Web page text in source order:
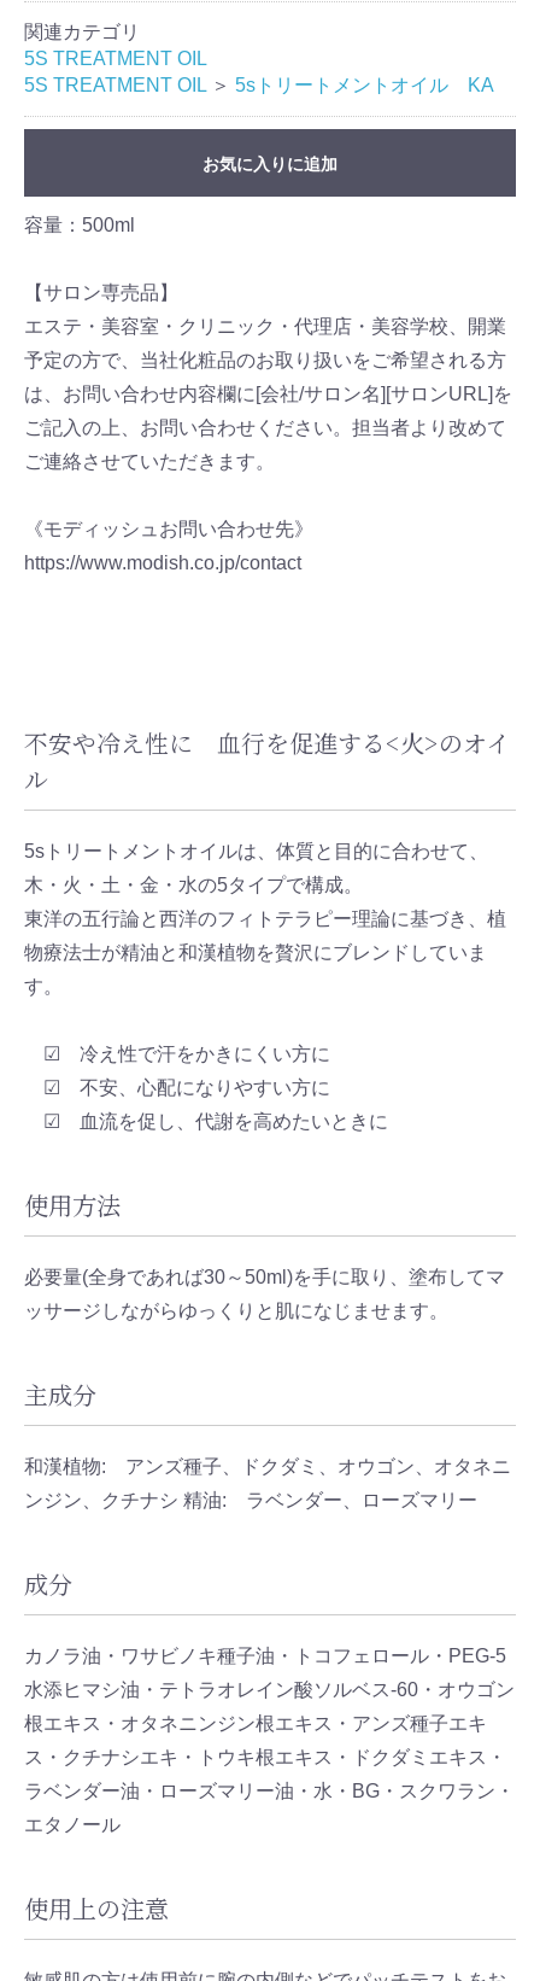
関連カテゴリ
5S TREATMENT OIL
5S TREATMENT OIL ＞ 5sトリートメントオイル KA
お気に入りに追加
容量：500ml
【サロン専売品】
エステ・美容室・クリニック・代理店・美容学校、開業
予定の方で、当社化粧品のお取り扱いをご希望される方
は、お問い合わせ内容欄に[会社/サロン名][サロンURL]を
ご記入の上、お問い合わせください。担当者より改めて
ご連絡させていただきます。
《モディッシュお問い合わせ先》
https://www.modish.co.jp/contact
不安や冷え性に 血行を促進する<火>のオイ
ル
5sトリートメントオイルは、体質と目的に合わせて、
木・火・土・金・水の5タイプで構成。
東洋の五行論と西洋のフィトテラピー理論に基づき、植
物療法士が精油と和漢植物を贅沢にブレンドしていま
す。
☑ 冷え性で汗をかきにくい方に
☑ 不安、心配になりやすい方に
☑ 血流を促し、代謝を高めたいときに
使用方法
必要量(全身であれば30～50ml)を手に取り、塗布してマ
ッサージしながらゆっくりと肌になじませます。
主成分
和漢植物: アンズ種子、ドクダミ、オウゴン、オタネニ
ンジン、クチナシ 精油: ラベンダー、ローズマリー
成分
カノラ油・ワサビノキ種子油・トコフェロール・PEG-5
水添ヒマシ油・テトラオレイン酸ソルベス-60・オウゴン
根エキス・オタネニンジン根エキス・アンズ種子エキ
ス・クチナシエキ・トウキ根エキス・ドクダミエキス・
ラベンダー油・ローズマリー油・水・BG・スクワラン・
エタノール
使用上の注意